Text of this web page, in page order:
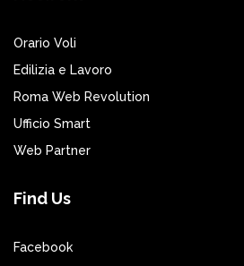
Orario Voli
Edilizia e Lavoro
Roma Web Revolution
Ufficio Smart
Web Partner
Find Us
Facebook